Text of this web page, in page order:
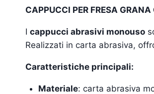
CAPPUCCI PER FRESA
I cappucci abrasivi monouso
Realizzati in carta abrasiva,
Caratteristiche principali:
Materiale: carta abrasiva